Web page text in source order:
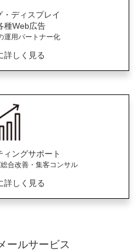
・ディスプレイ
種Web広告
運用パートナー化
詳しく見る
ィングサポート
合改善・集客コンサル
詳しく見る
ールサービス